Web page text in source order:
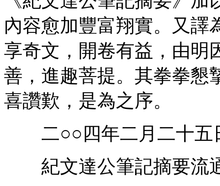
內容愈加豐富翔實。又譯
享奇文，開卷有益，由明
善，進趣菩提。其拳拳懇
喜讚歎，是為之序。
二○○四年二月二十五
紀文達公筆記摘要流